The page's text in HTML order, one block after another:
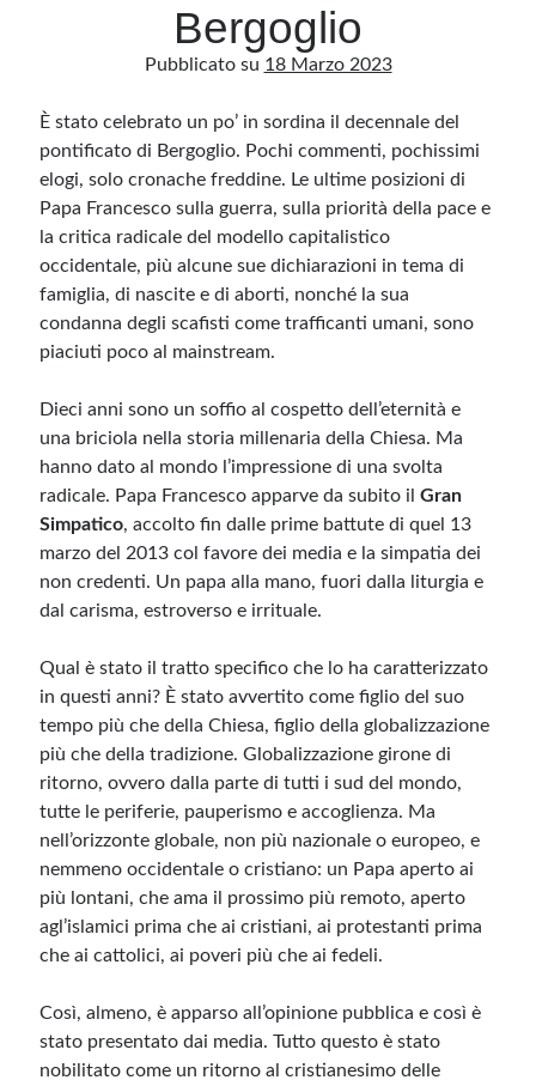
Archivi
Categorie
Categorie
Questo blog non rappresenta una testata giornalistica, in quanto viene aggiornato
senza alcuna periodicità. Non può pertanto considerarsi un prodotto editoriale ai
ritenuti offensivi o lesivi dell’immagine o dell’onorabilità di terzi, di genere spam,
razzisti o che contengano dati personali non conformi al rispetto delle norme sulla
privacy. Alcune immagini inserite in questo blog sono tratte da Internet e, pertanto,
diritti d’autore, vi invito a comunicarlo via e-mail a info[at]dinovalle.it e saranno
tramite link né del loro contenuto, che può essere soggetto a variazioni nel tempo.
Feed dei contenuti
Feed dei commenti
WordPress.org
Bergoglio
Pubblicato su 18 Marzo 2023
È stato celebrato un po’ in sordina il decennale del
pontificato di Bergoglio. Pochi commenti, pochissimi
elogi, solo cronache freddine. Le ultime posizioni di
Papa Francesco sulla guerra, sulla priorità della pace e
la critica radicale del modello capitalistico
occidentale, più alcune sue dichiarazioni in tema di
famiglia, di nascite e di aborti, nonché la sua
condanna degli scafisti come trafficanti umani, sono
piaciuti poco al mainstream.
Dieci anni sono un soffio al cospetto dell’eternità e
una briciola nella storia millenaria della Chiesa. Ma
hanno dato al mondo l’impressione di una svolta
radicale. Papa Francesco apparve da subito ilGran
Simpatico, accolto fin dalle prime battute di quel 13
marzo del 2013 col favore dei media e la simpatia dei
non credenti. Un papa alla mano, fuori dalla liturgia e
dal carisma, estroverso e irrituale.
Qual è stato il tratto specifico che lo ha caratterizzato
in questi anni? È stato avvertito come figlio del suo
tempo più che della Chiesa, figlio della globalizzazione
più che della tradizione. Globalizzazione girone di
ritorno, ovvero dalla parte di tutti i sud del mondo,
tutte le periferie, pauperismo e accoglienza. Ma
nell’orizzonte globale, non più nazionale o europeo, e
nemmeno occidentale o cristiano: un Papa aperto ai
più lontani, che ama il prossimo più remoto, aperto
agl’islamici prima che ai cristiani, ai protestanti prima
che ai cattolici, ai poveri più che ai fedeli.
Così, almeno, è apparso all’opinione pubblica e così è
stato presentato dai media. Tutto questo è stato
nobilitato come un ritorno al cristianesimo delle